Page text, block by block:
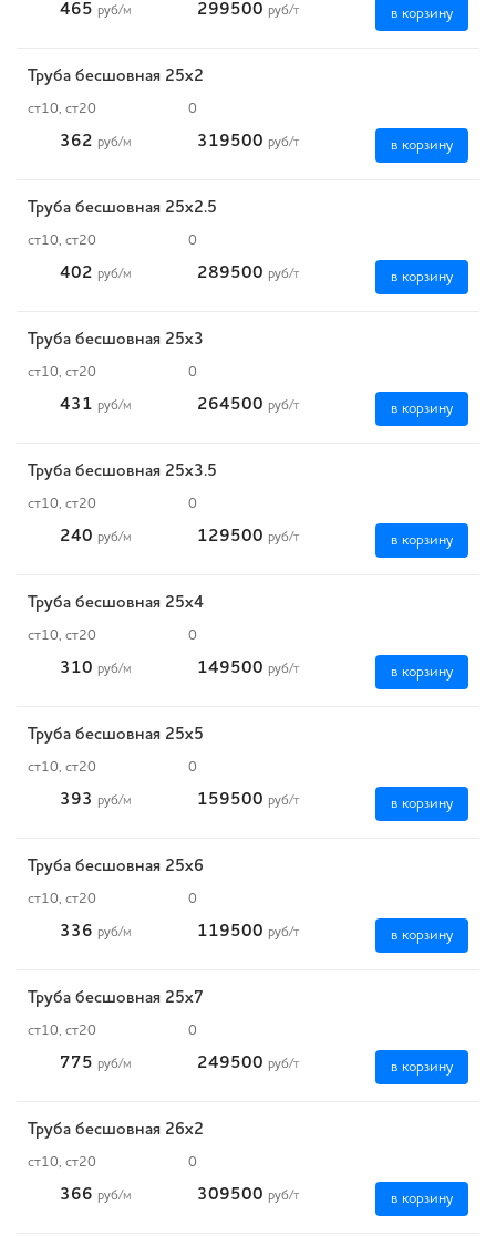
465 руб/м 299500 руб/т в корзину
Труба бесшовная 25х2
ст10, ст20 0
362 руб/м 319500 руб/т в корзину
Труба бесшовная 25х2.5
ст10, ст20 0
402 руб/м 289500 руб/т в корзину
Труба бесшовная 25х3
ст10, ст20 0
431 руб/м 264500 руб/т в корзину
Труба бесшовная 25х3.5
ст10, ст20 0
240 руб/м 129500 руб/т в корзину
Труба бесшовная 25х4
ст10, ст20 0
310 руб/м 149500 руб/т в корзину
Труба бесшовная 25х5
ст10, ст20 0
393 руб/м 159500 руб/т в корзину
Труба бесшовная 25х6
ст10, ст20 0
336 руб/м 119500 руб/т в корзину
Труба бесшовная 25х7
ст10, ст20 0
775 руб/м 249500 руб/т в корзину
Труба бесшовная 26х2
ст10, ст20 0
366 руб/м 309500 руб/т в корзину